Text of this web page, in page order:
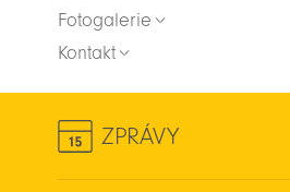
Fotogalerie
Kontakt
ZPRÁVY